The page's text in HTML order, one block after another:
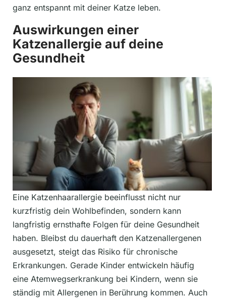
ganz entspannt mit deiner Katze leben.
Auswirkungen einer
Katzenallergie auf deine
Gesundheit
Eine Katzenhaarallergie beeinflusst nicht nur
kurzfristig dein Wohlbefinden, sondern kann
langfristig ernsthafte Folgen für deine Gesundheit
haben. Bleibst du dauerhaft den Katzenallergenen
ausgesetzt, steigt das Risiko für chronische
Erkrankungen. Gerade Kinder entwickeln häufig
eine Atemwegserkrankung bei Kindern, wenn sie
ständig mit Allergenen in Berührung kommen. Auch